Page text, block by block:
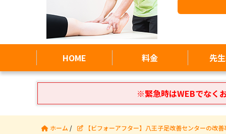
HOME 料金 先
※緊急時はWEBでなく
ホーム / 【ビフォーアフター】八王子足改善センターの改